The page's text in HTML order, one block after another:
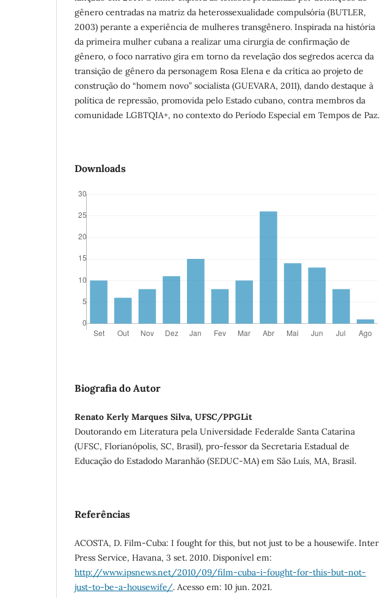
gênero centradas na matriz da heterossexualidade compulsória (BUTLER,
2003) perante a experiência de mulheres transgênero. Inspirada na história
da primeira mulher cubana a realizar uma cirurgia de confirmação de
gênero, o foco narrativo gira em torno da revelação dos segredos acerca da
transição de gênero da personagem Rosa Elena e da crítica ao projeto de
construção do “homem novo” socialista (GUEVARA, 2011), dando destaque à
política de repressão, promovida pelo Estado cubano, contra membros da
comunidade LGBTQIA+, no contexto do Período Especial em Tempos de Paz.
Downloads
Biografia do Autor
Renato Kerly Marques Silva, UFSC/PPGLit
Doutorando em Literatura pela Universidade Federalde Santa Catarina
(UFSC, Florianópolis, SC, Brasil), pro-fessor da Secretaria Estadual de
Educação do Estadodo Maranhão (SEDUC-MA) em São Luís, MA, Brasil.
Referências
ACOSTA, D. Film-Cuba: I fought for this, but not just to be a housewife. Inter
Press Service, Havana, 3 set. 2010. Disponível em:
http://www.ipsnews.net/2010/09/film-cuba-i-fought-for-this-but-not-
just-to-be-a-housewife/. Acesso em: 10 jun. 2021.